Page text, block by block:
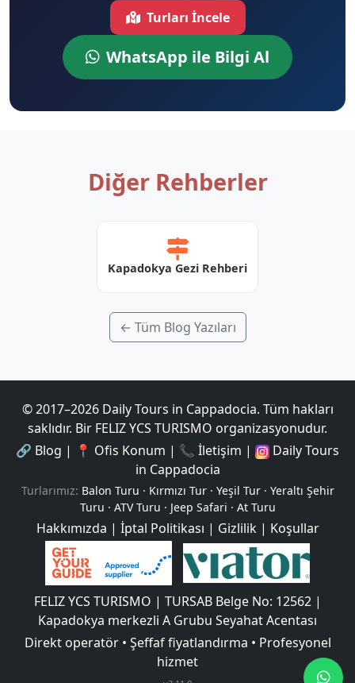
Turları İncele
WhatsApp ile Bilgi Al
Diğer Rehberler
Kapadokya Gezi Rehberi
← Tüm Blog Yazıları
© 2017–2026 Daily Tours in Cappadocia. Tüm hakları
saklıdır. Bir FELIZ YCS TURISMO organizasyonudur.
🔗 Blog | 📍 Ofis Konum | 📞 İletişim |
Daily Tours
in Cappadocia
Turlarımız: Balon Turu · Kırmızı Tur· Yeşil Tur· Yeraltı Şehir
Turu · ATV Turu · Jeep Safari · At Turu
Hakkımızda | İptal Politikası | Gizlilik| Koşullar
FELIZ YCS TURISMO | TURSAB Belge No: 12562 |
Kapadokya merkezli A Grubu Seyahat Acentası
Direkt operatör • Şeffaf fiyatlandırma • Profesyonel
hizmet